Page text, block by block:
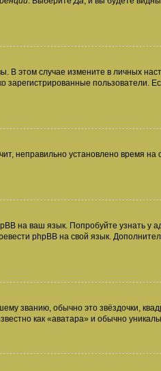
В этом случае измените в личных
зарегистрированные пользователи.
неправильно установлено время
на ваш язык. Попробуйте узнать у
phpBB на свой язык.
званию, обычно это звёздочки,
как «аватара» и обычно